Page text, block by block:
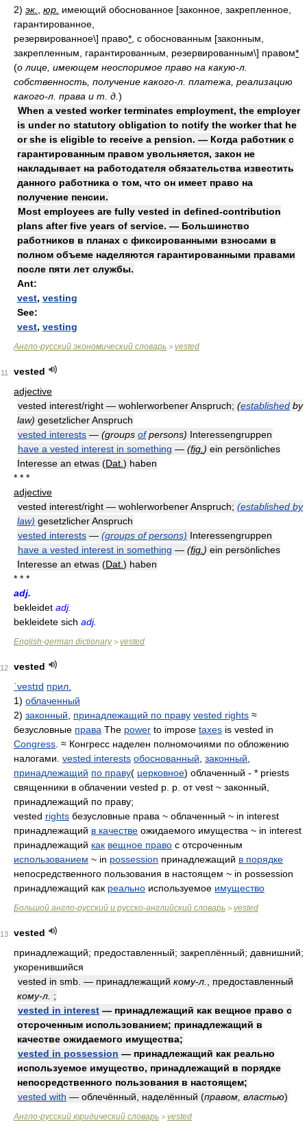
2) эк. юр. имеющий обоснованное [законное, закрепленное,
гарантированное,
резервированное\] право* , с обоснованным [законным,
закрепленным, гарантированным, резервированным\] правом*
(о лице, имеющем неоспоримое право на какую-л.
собственность, получение какого-л. платежа, реализацию
какого-л. права и т. д. )
When a vested worker terminates employment, the employer
is under no statutory obligation to notify the worker that he
or she is eligible to receive a pension. — Когда работник с
гарантированным правом увольняется, закон не
накладывает на работодателя обязательства известить
данного работника о том, что он имеет право на
получение пенсии.
Most employees are fully vested in defined-contribution
plans after five years of service. — Большинство
работников в планах с фиксированными взносами в
полном объеме наделяются гарантированными правами
после пяти лет службы.
Ant:
vest, vesting
See:
vest, vesting
Англо-русский экономический словарь > vested
11
vested
adjective
vested interest/right — wohlerworbener Anspruch; (established by
law) gesetzlicher Anspruch
vested interests — (groups ofpersons) Interessengruppen
have a vested interest in something — (fig. ) ein persönliches
Interesse an etwas (Dat. ) haben
* * *
adjective
vested interest/right — wohlerworbener Anspruch; (established by
law) gesetzlicher Anspruch
vested interests — (groups of persons) Interessengruppen
have a vested interest in something — (fig. ) ein persönliches
Interesse an etwas (Dat. ) haben
* * *
adj.
bekleidet adj.
bekleidete sich adj.
English-german dictionary> vested
12
vested
ˈvestɪd прил.
1) облаченный
2) законный принадлежащий по праву vested rights ≈
безусловные права The power to impose taxes is vested in
Congress . ≈ Конгресс наделен полномочиями по обложению
налогами. vested interests обоснованный законный
принадлежащий по праву( церковное) облаченный - * priests
священники в облачении vested p. p. от vest ~ законный,
принадлежащий по праву;
vested rights безусловные права ~ облаченный ~ in interest
принадлежащий в качестве ожидаемого имущества ~ in interest
принадлежащий как вещное право с отсроченным
использованием ~ in possession принадлежащий в порядке
непосредственного пользования в настоящем ~ in possession
принадлежащий как реально используемое имущество
Большой англо-русский и русско-английский словарь > vested
13
vested
принадлежащий; предоставленный; закреплённый; давнишний;
укоренившийся
vested in smb. — принадлежащий кому-л.
, предоставленный
кому-л. ;
vested in interest — принадлежащий как вещное право с
отсроченным использованием; принадлежащий в
качестве ожидаемого имущества;
vested in possession — принадлежащий как реально
используемое имущество, принадлежащий в порядке
непосредственного пользования в настоящем;
vested with — облечённый, наделённый (правом, властью)
Англо-русский юридический словарь > vested